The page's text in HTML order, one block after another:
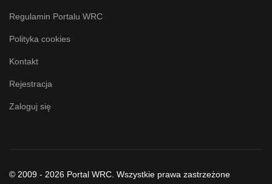
Regulamin Portalu WRC
Polityka cookies
Kontakt
Rejestracja
Zaloguj się
© 2009 - 2026 Portal WRC. Wszystkie prawa zastrzeżone